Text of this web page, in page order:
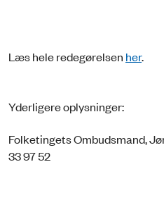
Læs hele redegørelsen her.
Yderligere oplysninger:
Folketingets Ombudsmand,
33 97 52